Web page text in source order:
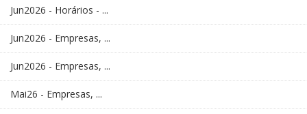
Jun2026 - Horários - ...
Jun2026 - Empresas, ...
Jun2026 - Empresas, ...
Mai26 - Empresas, ...